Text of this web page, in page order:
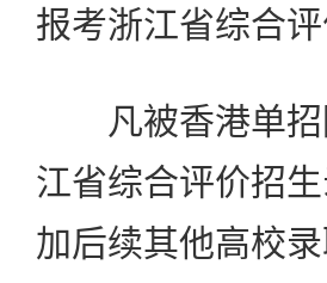
报考浙江省综合评
凡被香港单招
江省综合评价招
加后续其他高校